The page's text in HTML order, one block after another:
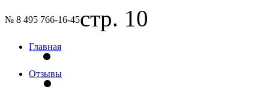
№ 8 495 766-16-45стр. 10
Главная
Отзывы